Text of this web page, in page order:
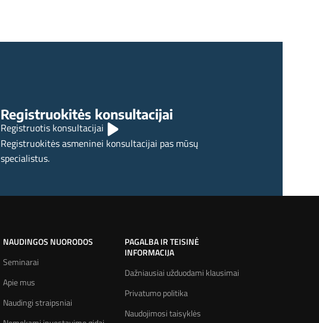
Registruokitės konsultacijai
Registruotis konsultacijai
Registruokitės asmeninei konsultacijai pas mūsų
specialistus.
NAUDINGOS NUORODOS
Seminarai
Apie mus
Naudingi straipsniai
PAGALBA IR TEISINĖ
INFORMACIJA
Dažniausiai užduodami klausimai
Privatumo politika
Naudojimosi taisyklės